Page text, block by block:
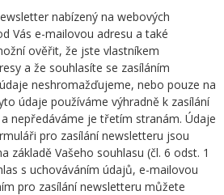
nabízený na webových
Vás e-mailovou adresu a také
ověřit, že jste vlastníkem
a že souhlasíte se zasíláním
neshromažďujeme, nebo pouze na
údaje používáme výhradně k zasílání
nepředáváme je třetím stranám. Údaje
pro zasílání newsletteru jsou
základě Vašeho souhlasu (čl. 6 odst. 1
s uchováváním údajů, e-mailovou
pro zasílání newsletteru můžete